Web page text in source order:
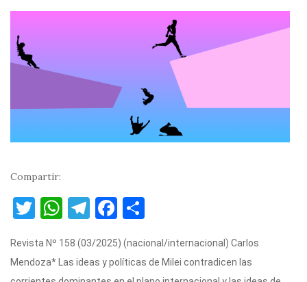
Compartir:
T
it
te
W
at
s
T
e
gr
F
c
e
m
p
Revista Nº 158 (03/2025) (nacional/internacional) Carlos
Mendoza* Las ideas y políticas de Milei contradicen las